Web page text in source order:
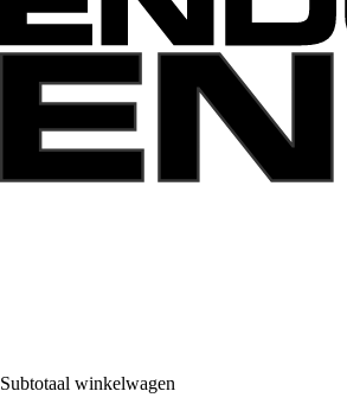
Subtotaal winkelwagen